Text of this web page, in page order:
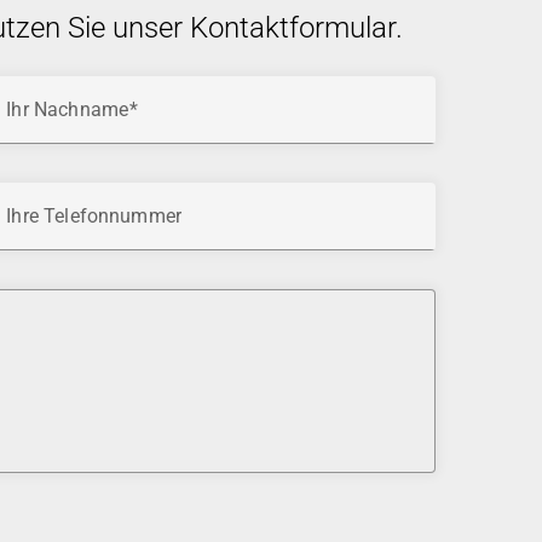
Sie unser Kontaktformular.
Ihr Nachname
Ihre Telefonnummer